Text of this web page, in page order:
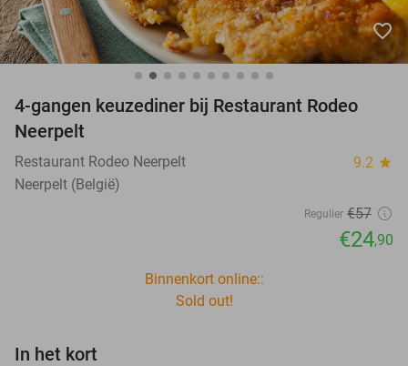
favorite_border
4-gangen keuzediner bij Restaurant Rodeo
Neerpelt
Restaurant Rodeo Neerpelt 9.2 star
Neerpelt (België)
Regulier €57
€24,90
Binnenkort online::
Sold out!
In het kort